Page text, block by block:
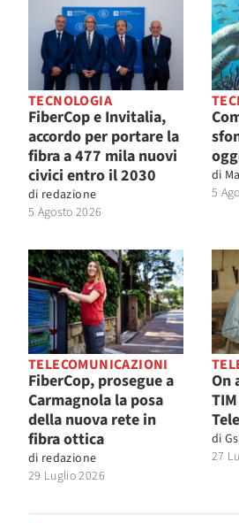
TECNOLOGIA
FiberCop e Invitalia,
accordo per portare la
fibra a 477 mila nuovi
civici entro il 2030
di redazione
5 Agosto 2026
di
5
TELECOMUNICAZIONI
FiberCop, prosegue a
Carmagnola la posa
della nuova rete in
fibra ottica
di redazione
29 Luglio 2026
On
di
27